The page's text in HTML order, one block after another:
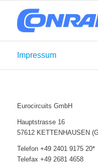
Impressum
Eurocircuits GmbH
Hauptstrasse 16
57612 KETTENHAUSEN
Telefon +49 2401 9175 20*
Telefax +49 2681 4658